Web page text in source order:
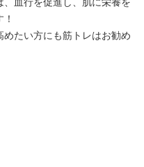
たい方にも筋トレはお勧め